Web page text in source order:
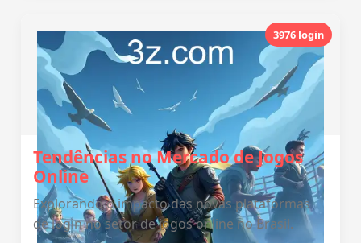
3976 login
Tendências no Mercado de Jogos
Online
Explorando o impacto das novas plataformas
de login no setor de jogos online no Brasil.